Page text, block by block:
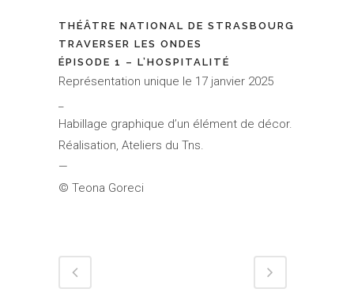
THÉÂTRE NATIONAL DE STRASBOURG
TRAVERSER LES ONDES
ÉPISODE 1 – L’HOSPITALITÉ
Représentation unique le 17 janvier 2025
Habillage graphique d’un élément de décor.
Réalisation, Ateliers du Tns.
—
© Teona Goreci